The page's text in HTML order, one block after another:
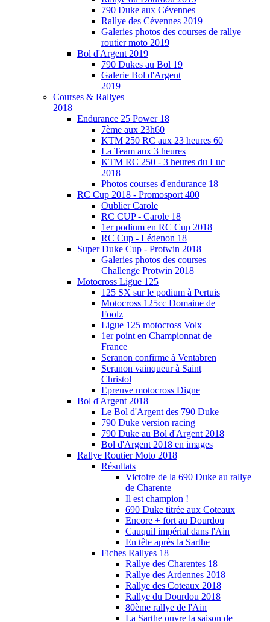
790 Duke aux Cévennes
Rallye des Cévennes 2019
Galeries photos des courses de rallye
routier moto 2019
Bol d'Argent 2019
790 Dukes au Bol 19
Galerie Bol d'Argent
2019
Courses & Rallyes
2018
Endurance 25 Power 18
7ème aux 23h60
KTM 250 RC aux 23 heures 60
La Team aux 3 heures
KTM RC 250 - 3 heures du Luc
2018
Photos courses d'endurance 18
RC Cup 2018 - Promosport 400
Oublier Carole
RC CUP - Carole 18
1er podium en RC Cup 2018
RC Cup - Lédenon 18
Super Duke Cup - Protwin 2018
Galeries photos des courses
Challenge Protwin 2018
Motocross Ligue 125
125 SX sur le podium à Pertuis
Motocross 125cc Domaine de
Foolz
Ligue 125 motocross Volx
1er point en Championnat de
France
Seranon confirme à Ventabren
Seranon vainqueur à Saint
Christol
Epreuve motocross Digne
Bol d'Argent 2018
Le Bol d'Argent des 790 Duke
790 Duke version racing
790 Duke au Bol d'Argent 2018
Bol d'Argent 2018 en images
Rallye Routier Moto 2018
Résultats
Victoire de la 690 Duke au rallye
de Charente
Il est champion !
690 Duke titrée aux Coteaux
Encore + fort au Dourdou
Cauquil impérial dans l'Ain
En tête après la Sarthe
Fiches Rallyes 18
Rallye des Charentes 18
Rallye des Ardennes 2018
Rallye des Coteaux 2018
Rallye du Dourdou 2018
80ème rallye de l'Ain
La Sarthe ouvre la saison de